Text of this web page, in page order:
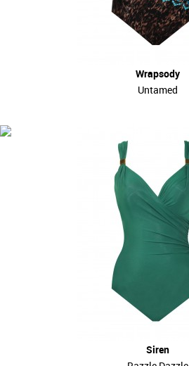
Wrapsody
Untamed
Siren